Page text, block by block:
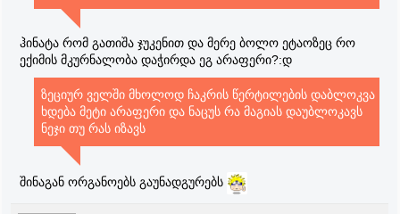
ჰინატა რომ გათიშა ჯუკენით და მერე ბოლო ეტაოზეც რო
ექიმის მკურნალობა დაჭირდა ეგ არაფერი?:დ
ზეციურ ველში მხოლოდ ჩაკრის წერტილების დაბლოკვა
ხდება მეტი არაფერი და ნაცუს რა მაგიას დაუბლოკავს
ნეჯი თუ რას იზავს
შინაგან ორგანოებს გაუნადგურებს